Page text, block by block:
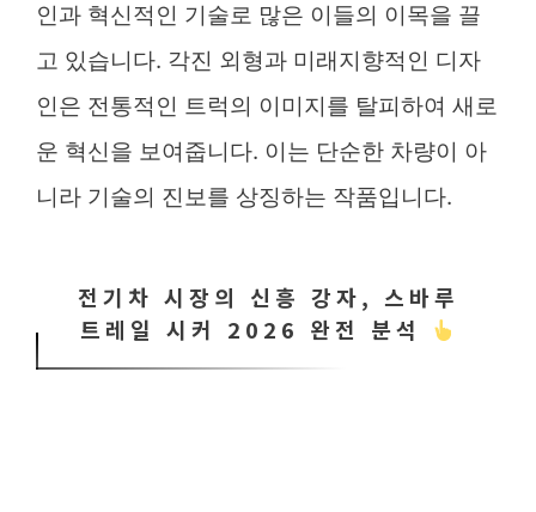
인과 혁신적인 기술로 많은 이들의 이목을 끌
고 있습니다. 각진 외형과 미래지향적인 디자
인은 전통적인 트럭의 이미지를 탈피하여 새로
운 혁신을 보여줍니다. 이는 단순한 차량이 아
니라 기술의 진보를 상징하는 작품입니다.
전기차 시장의 신흥 강자, 스바루
트레일 시커 2026 완전 분석